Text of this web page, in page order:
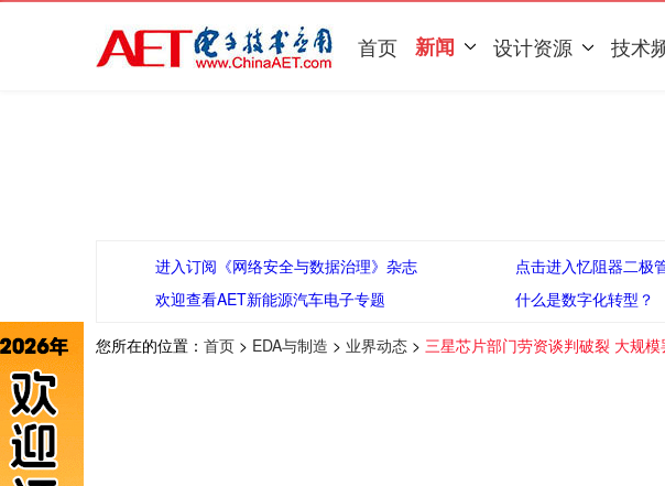
首页 新闻 设计资源 技术
进入订阅《网络安全与数据治理》杂志
点击进入忆阻器二极
欢迎查看AET新能源汽车电子专题
什么是数字化转型？
您所在的位置： 首页 > EDA与制造 > 业界动态 > 三星芯片部门劳资谈判破裂 大规模